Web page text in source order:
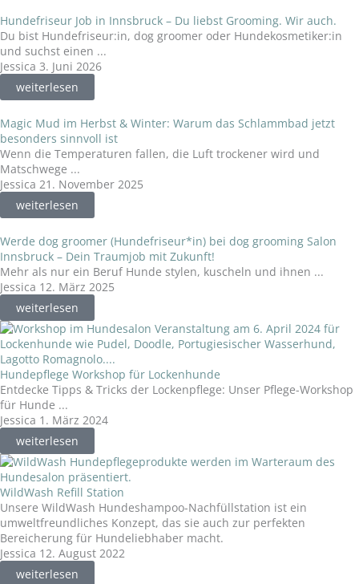
Hundefriseur Job in Innsbruck – Du liebst Grooming. Wir auch.
Du bist Hundefriseur:in, dog groomer oder Hundekosmetiker:in
und suchst einen ...
Jessica 3. Juni 2026
weiterlesen
Magic Mud im Herbst & Winter: Warum das Schlammbad jetzt
besonders sinnvoll ist
Wenn die Temperaturen fallen, die Luft trockener wird und
Matschwege ...
Jessica 21. November 2025
weiterlesen
Werde dog groomer (Hundefriseur*in) bei dog grooming Salon
Innsbruck – Dein Traumjob mit Zukunft!
Mehr als nur ein Beruf Hunde stylen, kuscheln und ihnen ...
Jessica 12. März 2025
weiterlesen
Hundepflege Workshop für Lockenhunde
Entdecke Tipps & Tricks der Lockenpflege: Unser Pflege-Workshop
für Hunde ...
Jessica 1. März 2024
weiterlesen
WildWash Refill Station
Unsere WildWash Hundeshampoo-Nachfüllstation ist ein
umweltfreundliches Konzept, das sie auch zur perfekten
Bereicherung für Hundeliebhaber macht.
Jessica 12. August 2022
weiterlesen